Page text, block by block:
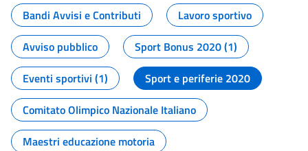
Bandi Avvisi e Contributi
Lavoro sportivo
Avviso pubblico
Sport Bonus 2020 (1)
Eventi sportivi (1)
Sport e periferie 2020
Comitato Olimpico Nazionale Italiano
Maestri educazione motoria